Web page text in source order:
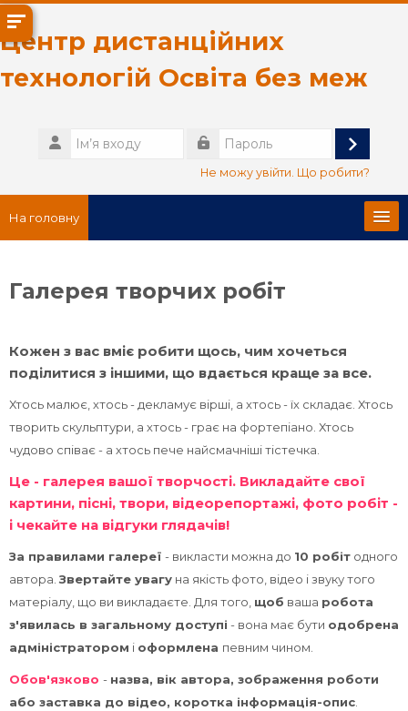
Перейти до головного вмісту
Центр дистанційних
технологій Освіта без меж
Ім’я
входу
Увійти
Не можу увійти. Що робити?
На головну
Українська ‎(uk)‎
курсів
Галерея творчих робіт
Кожен з вас вміє робити щось, чим хочеться
поділитися з іншими, що вдається краще за все.
Хтось малює, хтось - декламує вірші, а хтось - їх складає. Хтось
творить скульптури, а хтось - грає на фортепіано. Хтось
чудово співає - а хтось пече найсмачніші тістечка.
Це - галерея вашої творчості. Викладайте свої
картини, пісні, твори, відеорепортажі, фото робіт -
і чекайте на відгуки глядачів!
За правилами галереї - викласти можна до 10 робіт одного
автора. Звертайте увагу на якість фото, відео і звуку того
матеріалу, що ви викладаєте. Для того, щоб ваша робота
з'явилась в загальному доступі - вона має бути одобрена
адміністратором і оформлена певним чином.
Обов'язково - назва, вік автора, зображення роботи
або заставка до відео, коротка інформація-опис